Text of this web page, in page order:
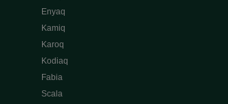
Enyaq
Kamiq
Karoq
Kodiaq
Fabia
Scala